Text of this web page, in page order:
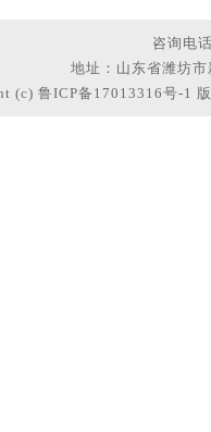
咨询电
地址： 山东省潍坊
(c) 鲁ICP备17013316号-1